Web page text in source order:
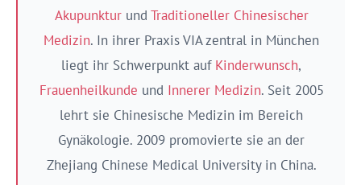
Akupunktur und Traditioneller Chinesischer
Medizin. In ihrer Praxis VIA zentral in München
liegt ihr Schwerpunkt auf Kinderwunsch,
Frauenheilkunde und Innerer Medizin. Seit 2005
lehrt sie Chinesische Medizin im Bereich
Gynäkologie. 2009 promovierte sie an der
Zhejiang Chinese Medical University in China.